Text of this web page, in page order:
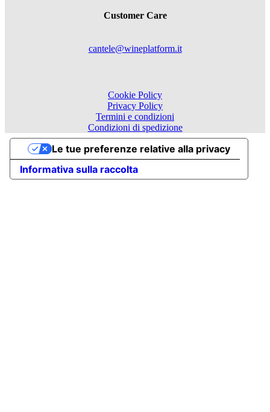
Customer Care
cantele@wineplatform.it
Cookie Policy
Privacy Policy
Termini e condizioni
Condizioni di spedizione
Informativa sulla raccolta
Le tue preferenze relative alla privacy